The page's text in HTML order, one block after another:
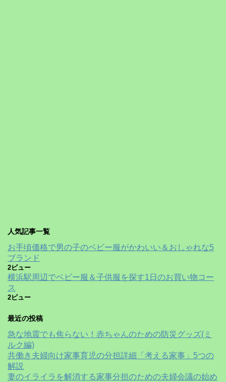
人気記事一覧
お手頃価格で男の子のベビー服がかわいい＆おしゃれな5
ブランド
2ビュー
横浜駅周辺でベビー服＆子供服を探す1日のお買い物コー
ス
2ビュー
最近の投稿
急な地震でも焦らない！赤ちゃんのための防災グッズ(ミ
ルク編)
共働き夫婦向け家事育児の分担詳細「考える家事」5つの
解説
妻のイライラを解消する家事分担のための夫婦会議の始め